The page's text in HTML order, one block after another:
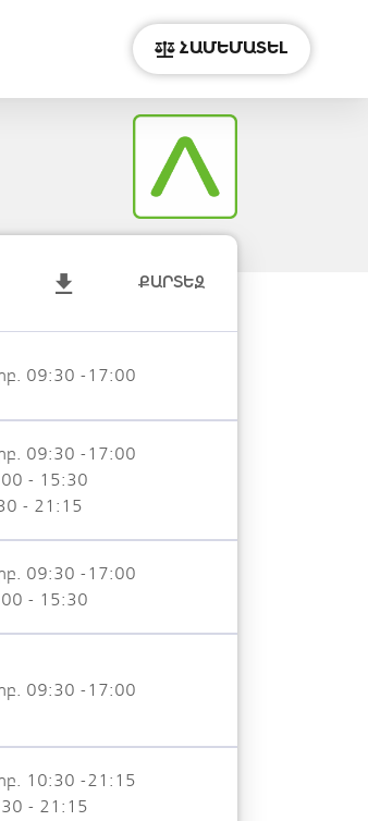
ՀԱՄԵՄԱՏԵԼ
ՔԱՐՏԵԶ
09:30 -17:00
09:30 -17:00
- 15:30
- 21:15
09:30 -17:00
- 15:30
09:30 -17:00
10:30 -21:15
- 21:15